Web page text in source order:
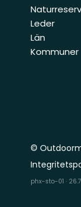
Leder
Län
Kommuner
©
phx-sto-01 ·